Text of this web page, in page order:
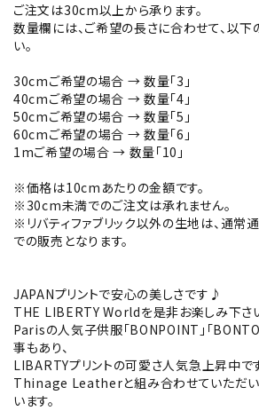
ご注文は30cm以上から承ります。
数量欄には、ご希望の長さに合わせて、以下
い。
30cmご希望の場合 → 数量「3」
40cmご希望の場合 → 数量「4」
50cmご希望の場合 → 数量「5」
60cmご希望の場合 → 数量「6」
1mご希望の場合 → 数量「10」
※価格は10cmあたりの金額です。
※30cm未満でのご注文は承れません。
※リバティファブリック以外の生地は、通常
での販売となります。
JAPANプリントで安心の美しさです♪
THE LIBERTY Worldを是非お楽しみ下さい
Parisの人気子供服「BONPOINT」「
事もあり、
LIBARTYプリントの可愛さ人気急上昇中で
Thinage Leatherと組み合わせていただい
います。